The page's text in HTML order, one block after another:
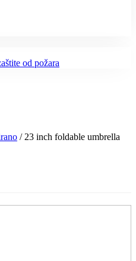
od požara
/ 23 inch foldable umbrella